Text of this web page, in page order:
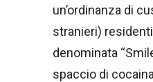
un’ordinanza di
stranieri) residenti
denominata
spaccio di